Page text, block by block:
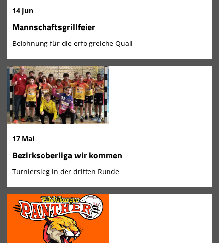
14 Jun
Mannschaftsgrillfeier
Belohnung für die erfolgreiche Quali
17 Mai
Bezirksoberliga wir kommen
Turniersieg in der dritten Runde